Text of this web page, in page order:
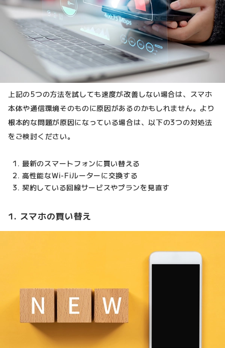
上記の5つの方法を試しても速度が改善しない場合は、スマホ
本体や通信環境そのものに原因があるのかもしれません。より
根本的な問題が原因になっている場合は、以下の3つの対処法
をご検討ください。
最新のスマートフォンに買い替える
高性能なWi-Fiルーターに交換する
契約している回線サービスやプランを見直す
1. スマホの買い替え